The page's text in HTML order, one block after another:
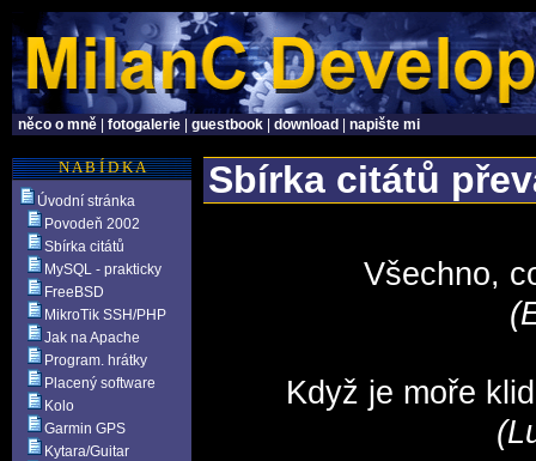
něco o mně fotogalerie guestbook download napište mi
N A B Í D K A
Úvodní stránka
Povodeň 2002
Sbírka citátů
MySQL - prakticky
FreeBSD
MikroTik SSH/PHP
Jak na Apache
Program. hrátky
Placený software
Kolo
Garmin GPS
Kytara/Guitar
Sbírka citátů
Všechno,
Když je moře